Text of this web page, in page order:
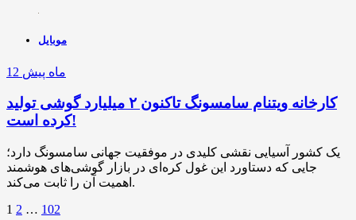
موبایل
12 ماه پیش
کارخانه ویتنام سامسونگ تاکنون ۲ میلیارد گوشی تولید
کرده است!
یک کشور آسیایی نقشی کلیدی در موفقیت جهانی سامسونگ دارد؛
جایی که دستاورد این غول کره‌ای در بازار گوشی‌های هوشمند
اهمیت آن را ثابت می‌کند.
1 2 … 102